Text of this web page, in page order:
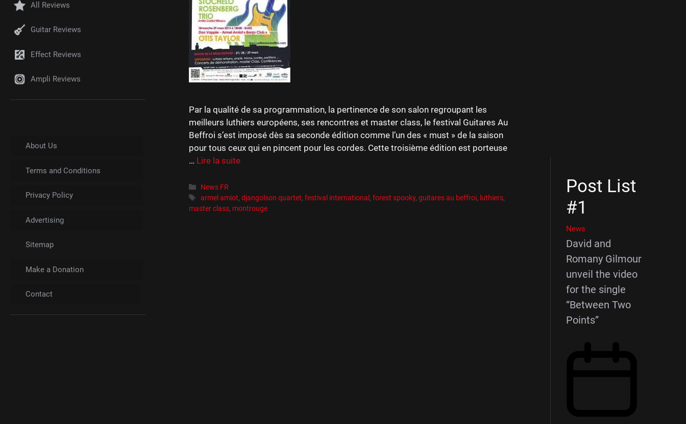
Par la qualité de sa programmation, la pertinence de son salon regroupant les
meilleurs luthiers européens, ses rencontres et master class, le festival Guitares Au
Beffroi s’est imposé dès sa seconde édition comme l’un des « must » de la saison
pour tous ceux qui en pincent pour les cordes. Cette troisième édition est porteuse
… Lire la suite
Catégories
News FR
Étiquettes
armel amiot,djangolson quartet,festival international ,forest spooky,guitares au beffroi, luthiers,
master class, montrouge
All Reviews
Guitar Reviews
Effect Reviews
Ampli Reviews
About Us
Terms and Conditions
Privacy Policy
Advertising
Sitemap
Make a Donation
Contact
Post List
#1
News
David and
Romany Gilmour
unveil the video
for the single
“Between Two
Points”